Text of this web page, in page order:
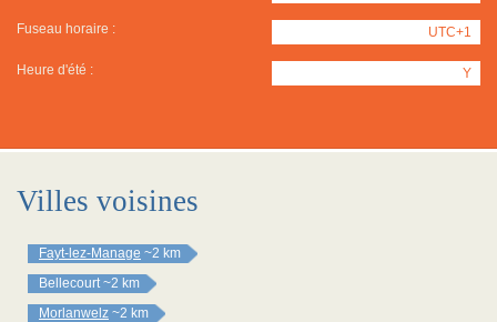
Fuseau horaire : UTC+1
Heure d'été : Y
Villes voisines
Fayt-lez-Manage ~2 km
Bellecourt ~2 km
Morlanwelz ~2 km